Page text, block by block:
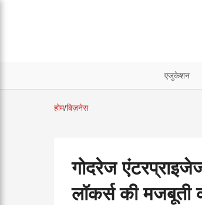
एजुकेशन
होम/बिज़नेस
गोदरेज
लॉकर्स की मजबूती